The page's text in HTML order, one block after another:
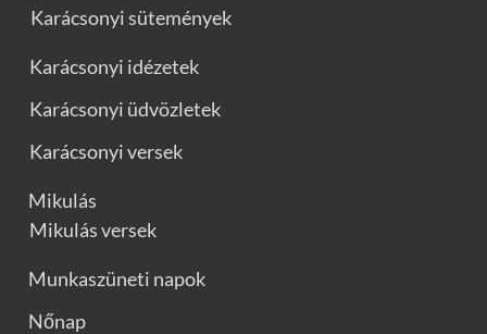
Karácsonyi sütemények
Karácsonyi idézetek
Karácsonyi üdvözletek
Karácsonyi versek
Mikulás
Mikulás versek
Munkaszüneti napok
Nőnap